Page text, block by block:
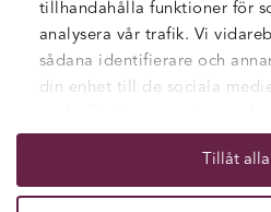
tillhandahålla funktioner för
analysera vår trafik. Vi
sådana identifierare och
din enhet till de sociala
information som du har
de har samlat in när du har
Tillåt alla
Beviljade
2024